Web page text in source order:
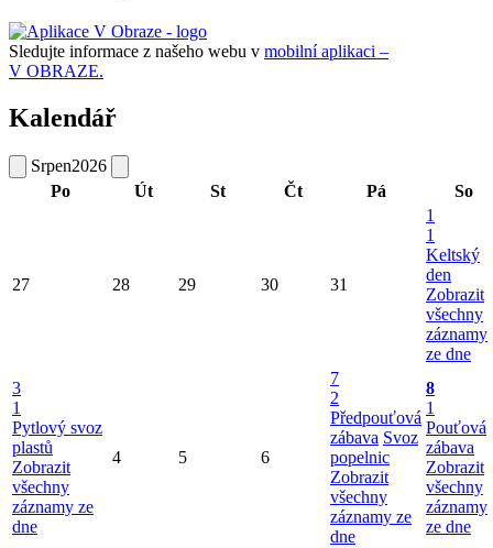
Sledujte informace z našeho webu v mobilní aplikaci –
V OBRAZE.
Kalendář
Srpen2026
Po
Út St Čt Pá So
27 28 29 30 31
1
1
Keltský
den
Zobrazit
všechny
záznamy
ze dne
3
1
Pytlový svoz
plastů
Zobrazit
všechny
záznamy ze
dne
4 5 6
7
2
Předpouťová
zábava Svoz
popelnic
Zobrazit
všechny
záznamy ze
dne
8
1
Pouťová
zábava
Zobrazit
všechny
záznamy
ze dne